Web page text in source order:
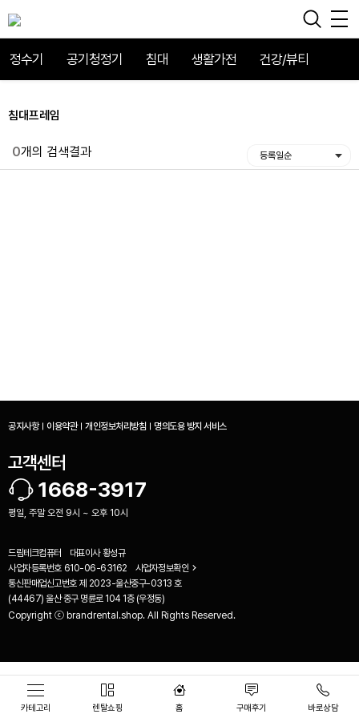
정수기 공기청정기 침대 생활가전 건강/뷰티
침대프레임
0개의 검색결과 등록일순
공지사항 이용약관 개인정보처리방침 명의도용 방지 서비스
고객센터
1668-3917
평일, 주말 오전 9시 ~ 오후 10시
드림테크컴퓨터 대표이사 황성규
사업자등록번호 610-06-63162
사업자정보확인
통신판매업신고번호 제 2023-울산중구-0313 호
(44467) 울산 중구 명륜로 104 1층 (우정동)
Copyright ⓒ brandrental.shop. All Rights Reserved.
카테고리 렌탈쇼핑 홈 구매후기 바로상담